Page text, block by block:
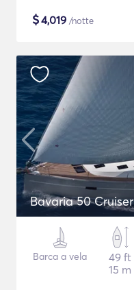
$4,019 /notte
Bavaria 50 Cruiser
Barca a vela
49 ft
15 m